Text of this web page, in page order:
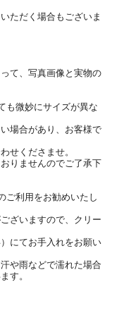
ただく場合もございま
て、写真画像と実物の
も微妙にサイズが異な
場合があり、お客様で
せくださませ。
りませんのでご了承下
ご利用をお勧めいたし
ざいますので、クリー
にてお手入れをお願い
や雨などで濡れた場合
す。